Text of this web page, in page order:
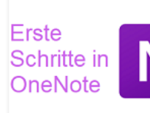
Ein Erklärvideo für alle, die noch nie mit